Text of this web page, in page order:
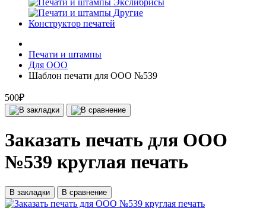
Экслибрисы
Другие
Конструктор печатей
Печати и штампы
Для ООО
Шаблон печати для ООО №539
500₽
Заказать печать для ООО
№539 круглая печать
В закладки В сравнение